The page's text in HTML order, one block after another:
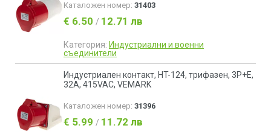
Каталожен номер: 31403
€ 6.50 / 12.71 лв
Категория: Индустриални и военни
съединители
Индустриален контакт, HT-124, трифазен, 3P+E,
32A, 415VAC, VEMARK
Каталожен номер: 31396
€ 5.99 / 11.72 лв